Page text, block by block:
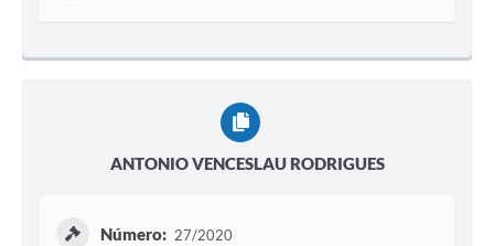
ANTONIO VENCESLAU RODRIGUES
Número: 27/2020